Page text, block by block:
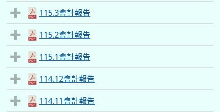
115.3會計報告
115.2會計報告
115.1會計報告
114.12會計報告
114.11會計報告